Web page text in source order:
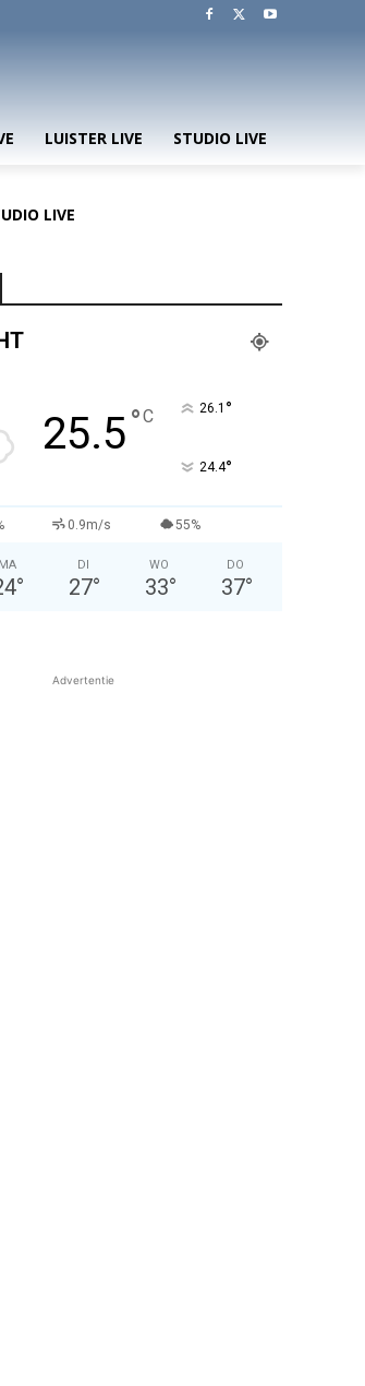
LUISTER LIVE STUDIO LIVE
LIVE
25.5°C 26.1 °
24.4°
0.9m/s 55%
MA
°
DI
27°
WO
33°
DO
37°
Advertentie